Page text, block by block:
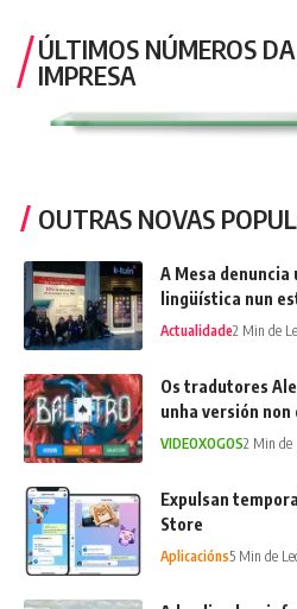
ÚLTIMOS NÚMEROS
IMPRESA
OUTRAS NOVAS
A Mesa denuncia
lingüística nun
Actualidade2 Min de
Os tradutores
unha versión
VIDEOXOGOS2 Min de
Expulsan
Store
Aplicacións5 Min de